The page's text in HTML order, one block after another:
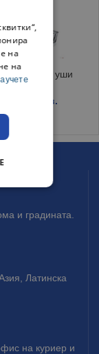
клечки за уши
/ 2.64 лв.
и градината.
Латинска
на куриер и
на
на